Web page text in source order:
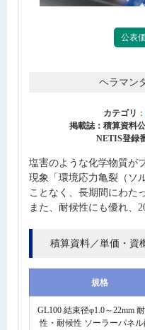
公表
ヘラマン
カテゴリ ：
掲載誌：積算資料
NETIS登録
塩害のような化学物質が
現象「環境応力亀裂（ソ
ことなく、長期間にわた
また、耐候性にも優れ、
積算資料／単価・資
規格
GL100 結束径φ1.0～22mm
性・耐候性 ソーラーパネル